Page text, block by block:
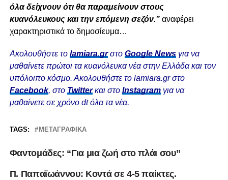
όλα δείχνουν ότι θα παραμείνουν στους
κυανόλευκους και την επόμενη σεζόν.”αναφέρει
χαρακτηριστικά το δημοσίευμα…
Ακολουθήστε το lamiara.grστο Google Newsγια να
μαθαίνετε πρώτοι τα κυανόλευκα νέα στην Ελλάδα και τον
υπόλοιπο κόσμο. Ακολουθήστε το lamiara.gr στο
Facebook, στο Twitterκαι στο Instagram για να
μαθαίνετε σε χρόνο dt όλα τα νέα.
TAGS: ΜΕΤΑΓΡΑΦΙΚΆ
Φαντομάδες: “Για μια ζωή στο πλάι σου”
Π. Παπαϊωάννου: Κοντά σε 4-5 παίκτες.